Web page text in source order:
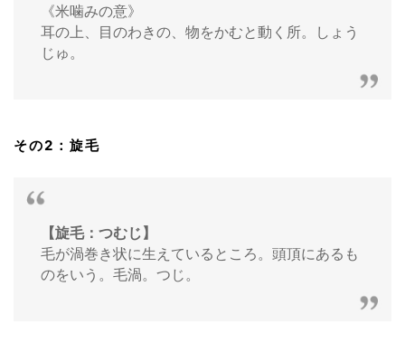
《米噛みの意》
耳の上、目のわきの、物をかむと動く所。しょう
じゅ。
その2：旋毛
【旋毛：つむじ】
毛が渦巻き状に生えているところ。頭頂にあるも
のをいう。毛渦。つじ。